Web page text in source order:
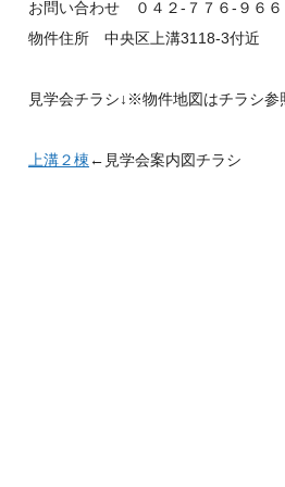
お問い合わせ ０４２-７７６-９６６
物件住所 中央区上溝3118-3付近
見学会チラシ↓※物件地図はチラシ
上溝２棟 ←見学会案内図チラシ